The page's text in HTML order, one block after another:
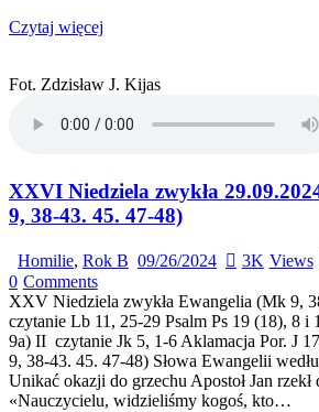
Czytaj więcej
Fot. Zdzisław J. Kijas
XXVI Niedziela zwykła
9, 38-43. 45. 47-48)
Homilie, Rok B 09/26/2024 3K Views
0 Comments
XXV Niedziela zwykła Ewangelia (Mk 9,
czytanie Lb 11, 25-29 Psalm Ps 19 (18), 8 i
9a) II czytanie Jk 5, 1-6 Aklamacja Por. J
9, 38-43. 45. 47-48) Słowa Ewangelii
Unikać okazji do grzechu Apostoł Jan rzekł
«Nauczycielu, widzieliśmy kogoś, kto…